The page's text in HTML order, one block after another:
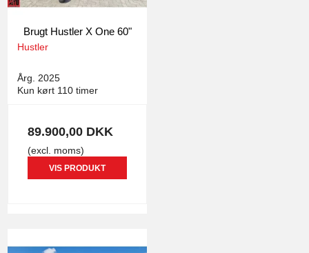
Brugt Hustler X One 60"
Hustler
Årg. 2025
Kun kørt 110 timer
89.900,00 DKK
(excl. moms)
VIS PRODUKT